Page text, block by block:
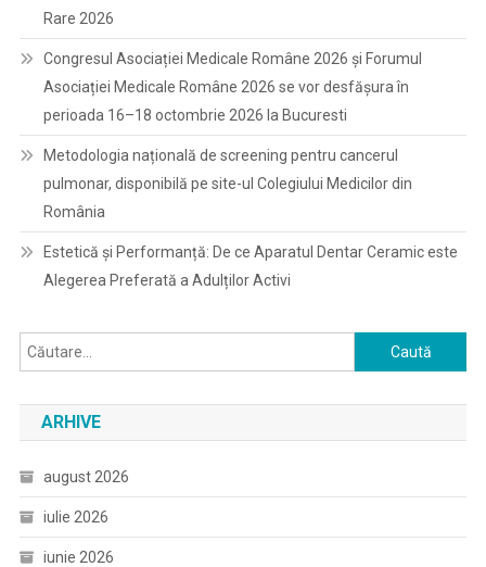
Rare 2026
Congresul Asociației Medicale Române 2026 și Forumul
Asociației Medicale Române 2026 se vor desfășura în
perioada 16–18 octombrie 2026 la Bucuresti
Metodologia națională de screening pentru cancerul
pulmonar, disponibilă pe site-ul Colegiului Medicilor din
România
Estetică și Performanță: De ce Aparatul Dentar Ceramic este
Alegerea Preferată a Adulților Activi
Caută
după:
ARHIVE
august 2026
iulie 2026
iunie 2026